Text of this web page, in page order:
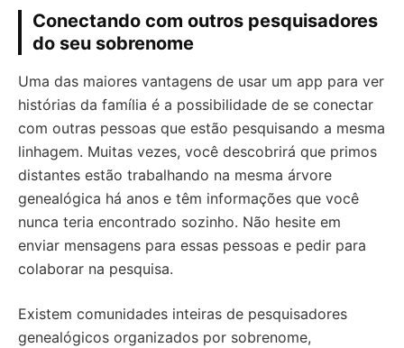
Conectando com outros pesquisadores
do seu sobrenome
Uma das maiores vantagens de usar um app para ver
histórias da família é a possibilidade de se conectar
com outras pessoas que estão pesquisando a mesma
linhagem. Muitas vezes, você descobrirá que primos
distantes estão trabalhando na mesma árvore
genealógica há anos e têm informações que você
nunca teria encontrado sozinho. Não hesite em
enviar mensagens para essas pessoas e pedir para
colaborar na pesquisa.
Existem comunidades inteiras de pesquisadores
genealógicos organizados por sobrenome,